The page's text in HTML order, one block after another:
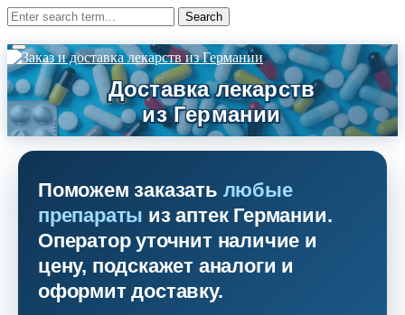
Поможем заказать любые
препараты из аптек Германии.
Оператор уточнит наличие и
цену, подскажет аналоги и
оформит доставку.